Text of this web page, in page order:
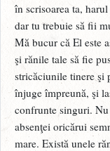
în scrisoarea ta,
dar tu trebuie să fii
Mă bucur că El este
şi rănile tale să fie
stricăciunile tinere şi
înjuge împreună, şi
confrunte singuri.
absenţei oricărui
mare. Există unele